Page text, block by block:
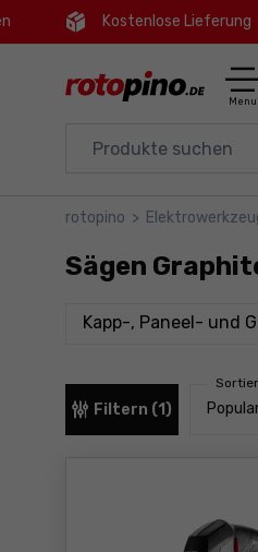
Filter
Fußzeile
Kostenlose Lieferung
Menu
Haus und Garten
Angebote
rotopino >
Sägen
Kapp-, Paneel- und
Filtern (1) Sortieren von